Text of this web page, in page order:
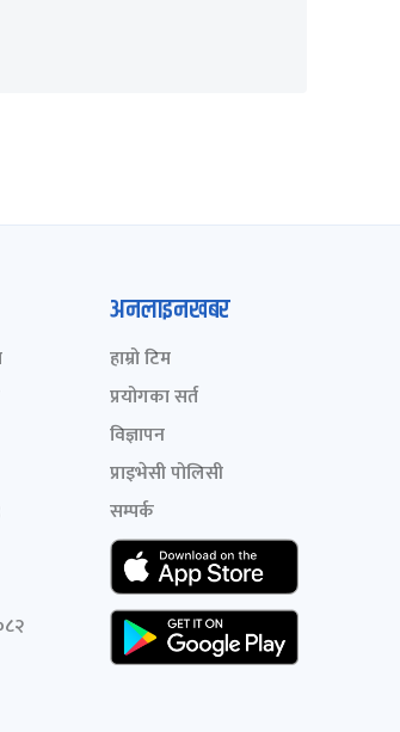
अनलाइनखबर
हाम्रो टिम
प्रयोगका सर्त
विज्ञापन
प्राइभेसी पोलिसी
सम्पर्क